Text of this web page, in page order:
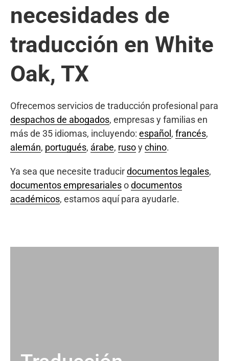
necesidades de
traducción en White
Oak, TX
Ofrecemos servicios de traducción profesional para
despachos de abogados, empresas y familias en
más de 35 idiomas, incluyendo: español , francés,
alemán, portugués, árabe, rusoychino.
Ya sea que necesite traducirdocumentos legales,
documentos empresarialesodocumentos
académicos, estamos aquí para ayudarle.